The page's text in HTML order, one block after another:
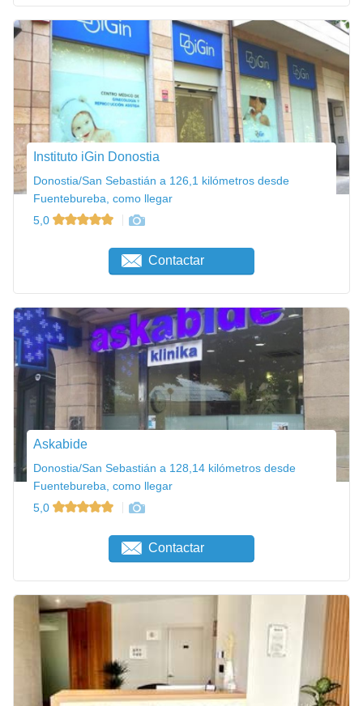
Instituto iGin Donostia
Donostia/San Sebastián a 126,1 kilómetros desde
Fuentebureba, como llegar
5,0
Contactar
Askabide
Donostia/San Sebastián a 128,14 kilómetros desde
Fuentebureba, como llegar
5,0
Contactar